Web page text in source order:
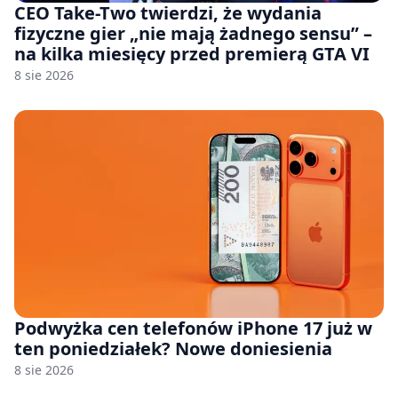
CEO Take-Two twierdzi, że wydania
fizyczne gier „nie mają żadnego sensu” –
na kilka miesięcy przed premierą GTA VI
8 sie 2026
Podwyżka cen telefonów iPhone 17 już w
ten poniedziałek? Nowe doniesienia
8 sie 2026